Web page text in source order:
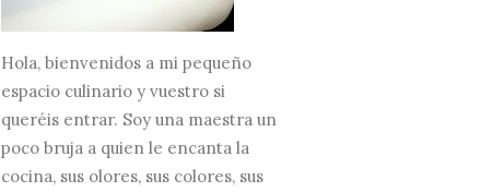
Hola, bienvenidos a mi pequeño
espacio culinario y vuestro si
queréis entrar. Soy una maestra un
poco bruja a quien le encanta la
cocina, sus olores, sus colores, sus